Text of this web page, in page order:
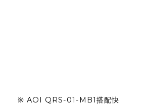
※ AOI QRS-01-MB1搭配快